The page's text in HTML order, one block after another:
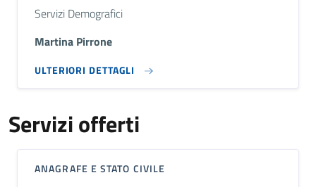
Descrizione breve
Servizi Demografici
Martina Pirrone
ULTERIORI DETTAGLI
Servizi offerti
ANAGRAFE E STATO CIVILE